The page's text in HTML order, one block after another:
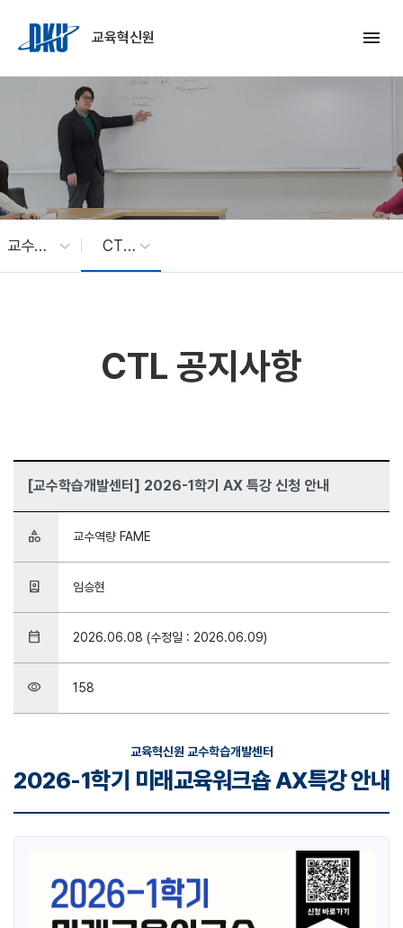
교육혁신원
menu
교수학습개발센터 CTL 공지사항
CTL 공지사항
[교수학습개발센터] 2026-1학기 AX 특강 신청 안내
category 교수역량 FAME
person_book 임승현
date_range 2026.06.08 (수정일 : 2026.06.09)
visibility 158
교육혁신원 교수학습개발센터
2026-1학기 미래교육워크숍 AX특강 안내